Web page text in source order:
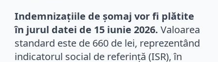
Indemnizațiile de șomaj vor fi plătite
în jurul datei de 15 iunie 2026. Valoarea
standard este de 660 de lei, reprezentând
indicatorul social de referință (ISR), în